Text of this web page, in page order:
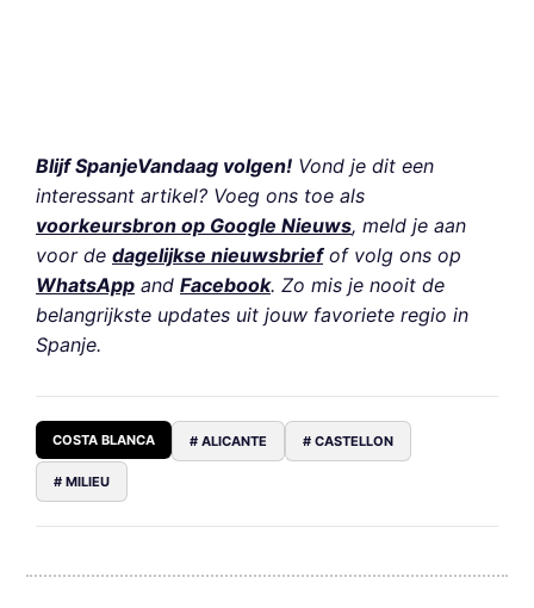
Blijf SpanjeVandaag volgen! Vond je dit een
interessant artikel? Voeg ons toe als
voorkeursbron op Google Nieuws, meld je aan
voor de dagelijkse nieuwsbriefof volg ons op
WhatsApp and Facebook. Zo mis je nooit de
belangrijkste updates uit jouw favoriete regio in
Spanje.
COSTA BLANCA # ALICANTE # CASTELLON
# MILIEU